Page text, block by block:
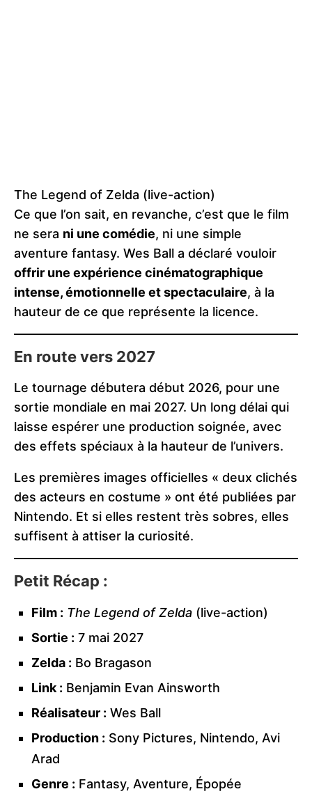
The Legend of Zelda (live-action)
Ce que l’on sait, en revanche, c’est que le film
ne sera ni une comédie, ni une simple
aventure fantasy. Wes Ball a déclaré vouloir
offrir une expérience cinématographique
intense, émotionnelle et spectaculaire, à la
hauteur de ce que représente la licence.
En route vers 2027
Le tournage débutera début 2026, pour une
sortie mondiale en mai 2027. Un long délai qui
laisse espérer une production soignée, avec
des effets spéciaux à la hauteur de l’univers.
Les premières images officielles « deux clichés
des acteurs en costume » ont été publiées par
Nintendo. Et si elles restent très sobres, elles
suffisent à attiser la curiosité.
Petit Récap :
Film : The Legend of Zelda (live-action)
Sortie : 7 mai 2027
Zelda : Bo Bragason
Link : Benjamin Evan Ainsworth
Réalisateur : Wes Ball
Production : Sony Pictures, Nintendo, Avi
Arad
Genre : Fantasy, Aventure, Épopée